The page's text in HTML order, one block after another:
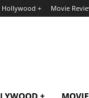
Hollywood + Movie